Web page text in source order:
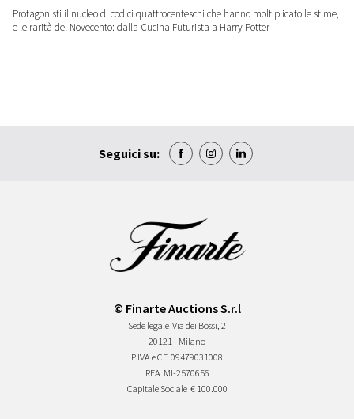
Protagonisti il nucleo di codici quattrocenteschi che hanno moltiplicato le stime,
e le rarità del Novecento: dalla Cucina Futurista a Harry Potter
Seguici su:
© Finarte Auctions S.r.l
Sede legale Via dei Bossi, 2
20121 - Milano
P.IVA e CF 09479031008
REA MI-2570656
Capitale Sociale € 100.000